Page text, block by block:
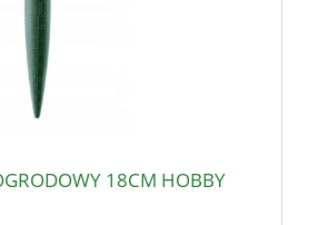
18CM HOBBY